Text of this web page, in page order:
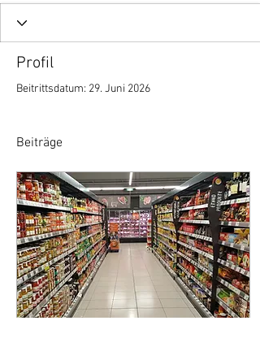
Profil
Beitrittsdatum: 29. Juni 2026
Beiträge